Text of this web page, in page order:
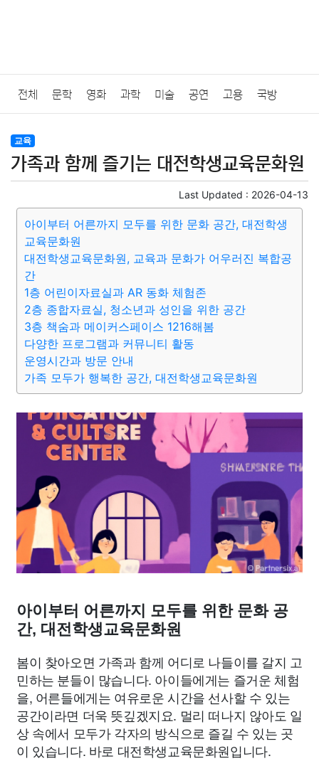
전체 문학 영화 과학 미술 공연 고용 국방
법률
질병 가요 방송 일상 주식 암호화폐 블록체인
결혼 육아 반려동물 패션 미용 증권 인테리어
요리 상품리뷰 원예 금융 게임 스포츠 사진
대출 자동차 취미 여행 맛집 IT
종교 사회 정치 건강 의료 의학
부동산 외국어 교육
교육
가족과 함께 즐기는 대전학생교육문화원
Last Updated : 2026-04-13
아이부터 어른까지 모두를 위한 문화 공간, 대전학생
교육문화원
대전학생교육문화원, 교육과 문화가 어우러진 복합공
간
1층 어린이자료실과 AR 동화 체험존
2층 종합자료실, 청소년과 성인을 위한 공간
3층 책숨과 메이커스페이스 1216해봄
다양한 프로그램과 커뮤니티 활동
운영시간과 방문 안내
가족 모두가 행복한 공간, 대전학생교육문화원
아이부터 어른까지 모두를 위한 문화 공
간, 대전학생교육문화원
봄이 찾아오면 가족과 함께 어디로 나들이를 갈지 고
민하는 분들이 많습니다. 아이들에게는 즐거운 체험
을, 어른들에게는 여유로운 시간을 선사할 수 있는
공간이라면 더욱 뜻깊겠지요. 멀리 떠나지 않아도 일
상 속에서 모두가 각자의 방식으로 즐길 수 있는 곳
이 있습니다. 바로 대전학생교육문화원입니다.